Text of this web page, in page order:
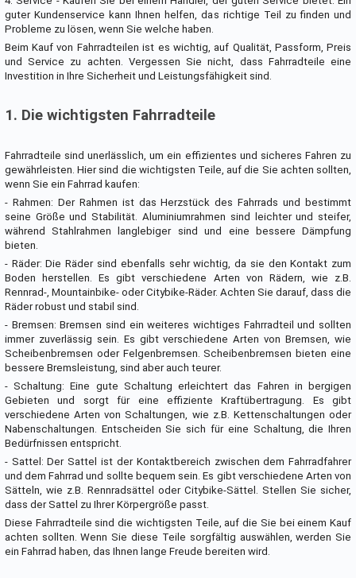
guter Kundenservice kann Ihnen helfen, das richtige Teil zu finden und
Probleme zu lösen, wenn Sie welche haben.
Beim Kauf von Fahrradteilen ist es wichtig, auf Qualität, Passform, Preis
und Service zu achten. Vergessen Sie nicht, dass Fahrradteile eine
Investition in Ihre Sicherheit und Leistungsfähigkeit sind.
1. Die wichtigsten Fahrradteile
Fahrradteile sind unerlässlich, um ein effizientes und sicheres Fahren zu
gewährleisten. Hier sind die wichtigsten Teile, auf die Sie achten sollten,
wenn Sie ein Fahrrad kaufen:
- Rahmen: Der Rahmen ist das Herzstück des Fahrrads und bestimmt
seine Größe und Stabilität. Aluminiumrahmen sind leichter und steifer,
während Stahlrahmen langlebiger sind und eine bessere Dämpfung
bieten.
- Räder: Die Räder sind ebenfalls sehr wichtig, da sie den Kontakt zum
Boden herstellen. Es gibt verschiedene Arten von Rädern, wie z.B.
Rennrad-, Mountainbike- oder Citybike-Räder. Achten Sie darauf, dass die
Räder robust und stabil sind.
- Bremsen: Bremsen sind ein weiteres wichtiges Fahrradteil und sollten
immer zuverlässig sein. Es gibt verschiedene Arten von Bremsen, wie
Scheibenbremsen oder Felgenbremsen. Scheibenbremsen bieten eine
bessere Bremsleistung, sind aber auch teurer.
- Schaltung: Eine gute Schaltung erleichtert das Fahren in bergigen
Gebieten und sorgt für eine effiziente Kraftübertragung. Es gibt
verschiedene Arten von Schaltungen, wie z.B. Kettenschaltungen oder
Nabenschaltungen. Entscheiden Sie sich für eine Schaltung, die Ihren
Bedürfnissen entspricht.
- Sattel: Der Sattel ist der Kontaktbereich zwischen dem Fahrradfahrer
und dem Fahrrad und sollte bequem sein. Es gibt verschiedene Arten von
Sätteln, wie z.B. Rennradsättel oder Citybike-Sättel. Stellen Sie sicher,
dass der Sattel zu Ihrer Körpergröße passt.
Diese Fahrradteile sind die wichtigsten Teile, auf die Sie bei einem Kauf
achten sollten. Wenn Sie diese Teile sorgfältig auswählen, werden Sie
ein Fahrrad haben, das Ihnen lange Freude bereiten wird.